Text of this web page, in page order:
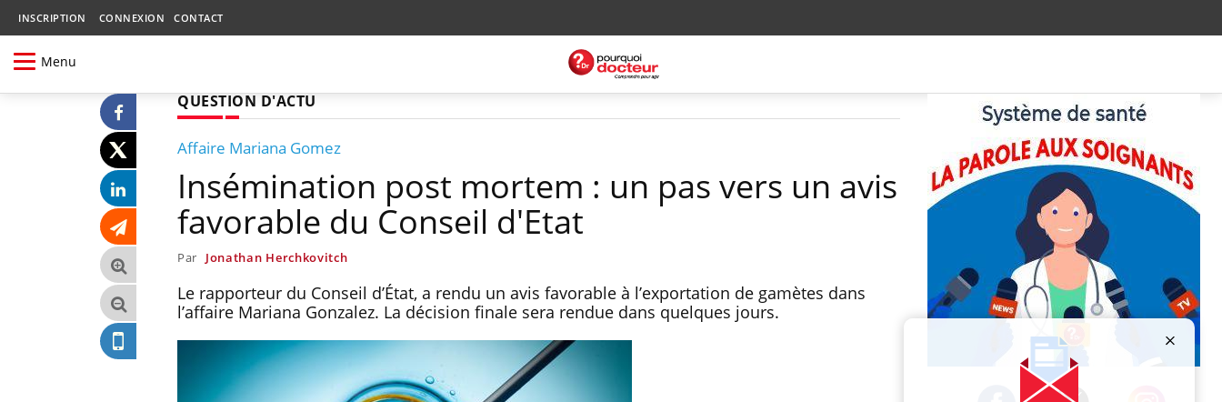
INSCRIPTION CONNEXION CONTACT
Menu
QUESTION D'ACTU
Affaire Mariana Gomez
Insémination post mortem : un pas vers un avis
favorable du Conseil d'Etat
Par Jonathan Herchkovitch
Le rapporteur du Conseil d’État, a rendu un avis favorable à l’exportation de gamètes dans
l’affaire Mariana Gonzalez. La décision finale sera rendue dans quelques jours.